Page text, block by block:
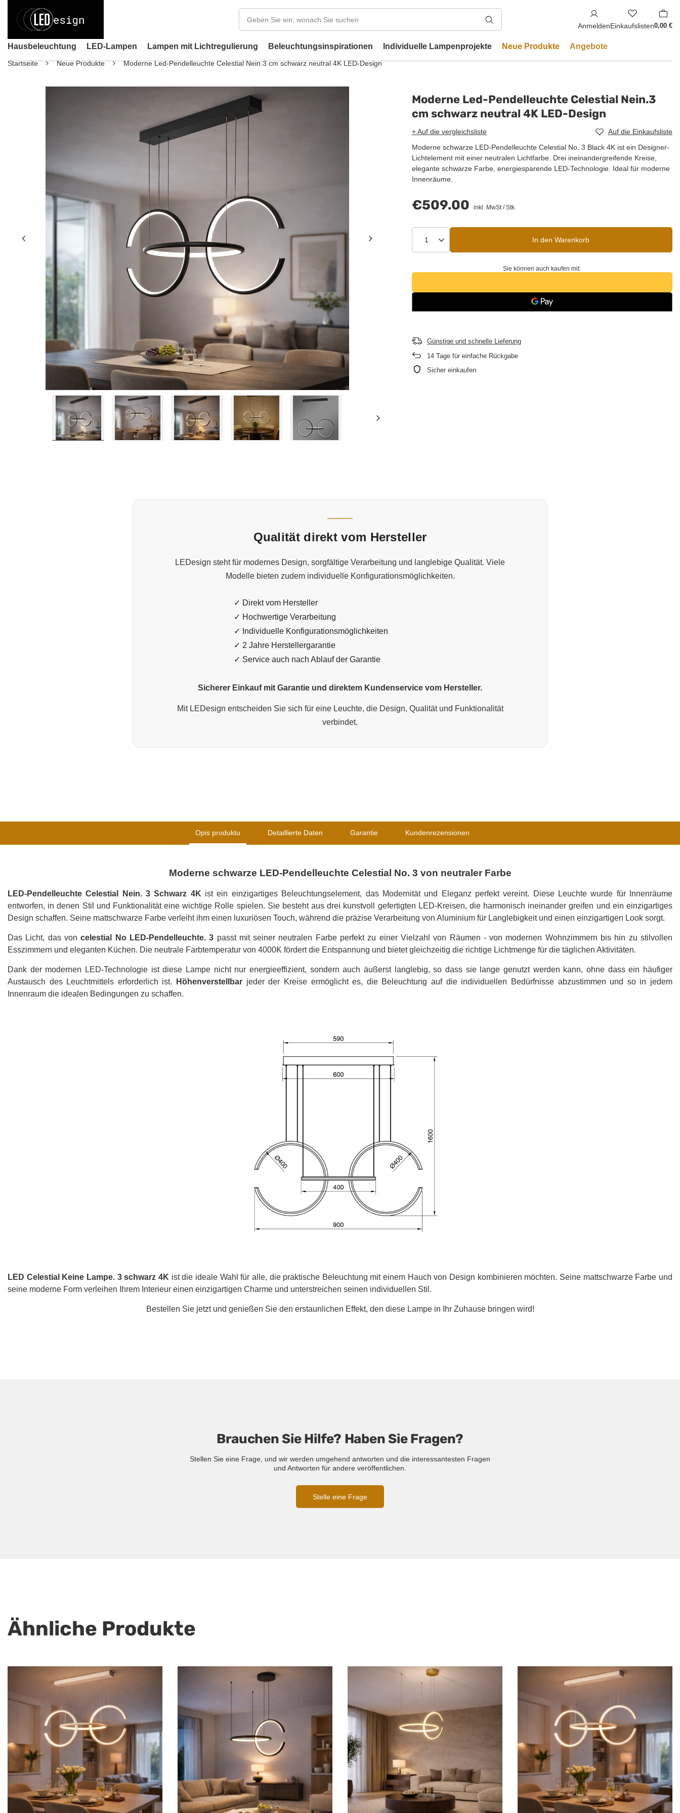
AnmeldenEinkaufslisten0,00 €
Hausbeleuchtung LED-Lampen Lampen mit Lichtregulierung Beleuchtungsinspirationen Individuelle Lampenprojekte Neue Produkte Angebote
Startseite Neue Produkte Moderne Led-Pendelleuchte Celestial Nein.3 cm schwarz neutral 4K LED-Design
Moderne Led-Pendelleuchte Celestial Nein.3
cm schwarz neutral 4K LED-Design
+ Auf die vergleichsliste
Auf die Einkaufsliste
Moderne schwarze LED-Pendelleuchte Celestial No. 3 Black 4K ist ein Designer-
Lichtelement mit einer neutralen Lichtfarbe. Drei ineinandergreifende Kreise,
elegante schwarze Farbe, energiesparende LED-Technologie. Ideal für moderne
Innenräume.
€509.00 inkl. MwSt/Stk.
In den Warenkorb
Sie können auch kaufen mit:
Günstige und schnelle Lieferung
14Tage für einfache Rückgabe
Sicher einkaufen
Qualität direkt vom Hersteller
LEDesign steht für modernes Design, sorgfältige Verarbeitung und langlebige Qualität. Viele
Modelle bieten zudem individuelle Konfigurationsmöglichkeiten.
✓ Direkt vom Hersteller
✓ Hochwertige Verarbeitung
✓ Individuelle Konfigurationsmöglichkeiten
✓ 2 Jahre Herstellergarantie
✓ Service auch nach Ablauf der Garantie
Sicherer Einkauf mit Garantie und direktem Kundenservice vom Hersteller.
Mit LEDesign entscheiden Sie sich für eine Leuchte, die Design, Qualität und Funktionalität
verbindet.
Opis produktu Detaillierte Daten Garantie Kundenrezensionen
Moderne schwarze LED-Pendelleuchte Celestial No. 3 von neutraler Farbe
LED-Pendelleuchte Celestial Nein. 3 Schwarz 4K ist ein einzigartiges Beleuchtungselement, das Modernität und Eleganz perfekt vereint. Diese Leuchte wurde für Innenräume
entworfen, in denen Stil und Funktionalität eine wichtige Rolle spielen. Sie besteht aus drei kunstvoll gefertigten LED-Kreisen, die harmonisch ineinander greifen und ein einzigartiges
Design schaffen. Seine mattschwarze Farbe verleiht ihm einen luxuriösen Touch, während die präzise Verarbeitung von Aluminium für Langlebigkeit und einen einzigartigen Look sorgt.
Das Licht, das von celestial No LED-Pendelleuchte. 3 passt mit seiner neutralen Farbe perfekt zu einer Vielzahl von Räumen - von modernen Wohnzimmern bis hin zu stilvollen
Esszimmern und eleganten Küchen. Die neutrale Farbtemperatur von 4000K fördert die Entspannung und bietet gleichzeitig die richtige Lichtmenge für die täglichen Aktivitäten.
Dank der modernen LED-Technologie ist diese Lampe nicht nur energieeffizient, sondern auch äußerst langlebig, so dass sie lange genutzt werden kann, ohne dass ein häufiger
Austausch des Leuchtmittels erforderlich ist.
Höhenverstellbar jeder der Kreise ermöglicht es, die Beleuchtung auf die individuellen Bedürfnisse abzustimmen und so in jedem
Innenraum die idealen Bedingungen zu schaffen.
LED Celestial Keine Lampe. 3 schwarz 4K ist die ideale Wahl für alle, die praktische Beleuchtung mit einem Hauch von Design kombinieren möchten. Seine mattschwarze Farbe und
seine moderne Form verleihen Ihrem Interieur einen einzigartigen Charme und unterstreichen seinen individuellen Stil.
Bestellen Sie jetzt und genießen Sie den erstaunlichen Effekt, den diese Lampe in Ihr Zuhause bringen wird!
Brauchen Sie Hilfe? Haben Sie Fragen?
Stellen Sie eine Frage, und wir werden umgehend antworten und die interessantesten Fragen
und Antworten für andere veröffentlichen.
Stelle eine Frage
Ähnliche Produkte